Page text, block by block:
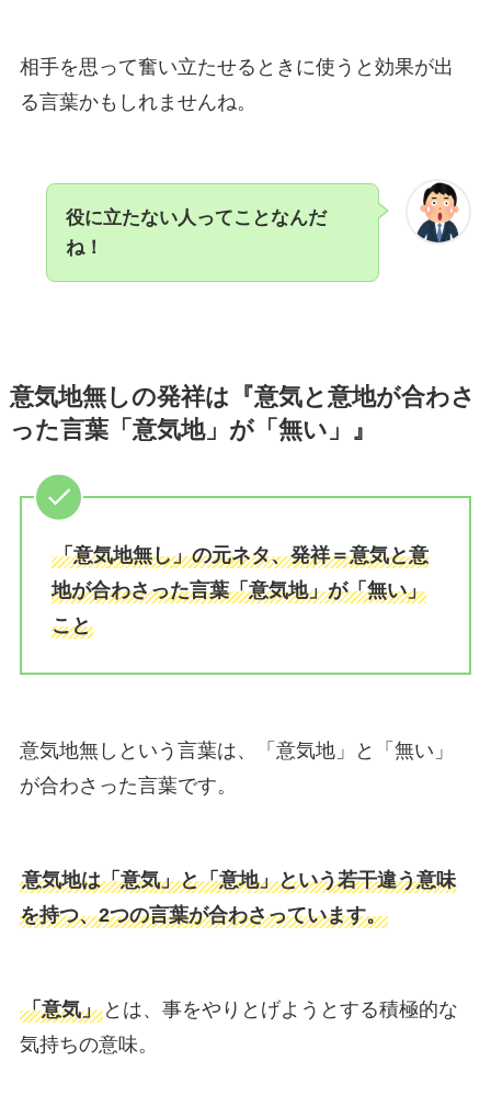
相手を思って奮い立たせるときに使うと効果が出
る言葉かもしれませんね。
役に立たない人ってことなんだ
ね！
意気地無しの発祥は『意気と意地が合わさ
った言葉「意気地」が「無い」』
「意気地無し」の元ネタ、発祥＝意気と意
地が合わさった言葉「意気地」が「無い」
こと
意気地無しという言葉は、「意気地」と「無い」
が合わさった言葉です。
意気地は「意気」と「意地」という若干違う意味
を持つ、2つの言葉が合わさっています。
「意気」とは、事をやりとげようとする積極的な
気持ちの意味。